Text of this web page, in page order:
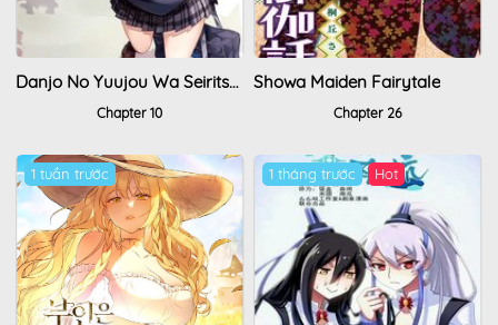
Danjo No Yuujou Wa Seiritsu Suru
Chapter 10
Showa Maiden Fairytale
Chapter 26
1 tuần trước 1 tháng trước Hot